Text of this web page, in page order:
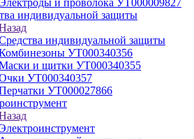
и проволока УТ000009827
индивидуальной защиты
индивидуальной защиты
УТ000340356
и щитки УТ000340355
УТ000340357
УТ000027866